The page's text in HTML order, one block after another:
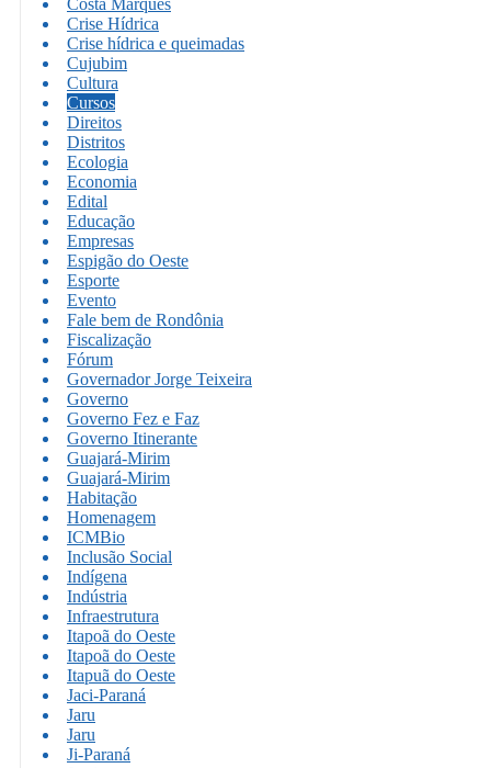
Crise Hídrica
Crise hídrica e queimadas
Cujubim
Cultura
Cursos
Direitos
Distritos
Ecologia
Economia
Edital
Educação
Empresas
Espigão do Oeste
Esporte
Evento
Fale bem de Rondônia
Fiscalização
Fórum
Governador Jorge Teixeira
Governo
Governo Fez e Faz
Governo Itinerante
Guajará-Mirim
Guajará-Mirim
Habitação
Homenagem
ICMBio
Inclusão Social
Indígena
Indústria
Infraestrutura
Itapoã do Oeste
Itapoã do Oeste
Itapuã do Oeste
Jaci-Paraná
Jaru
Jaru
Ji-Paraná